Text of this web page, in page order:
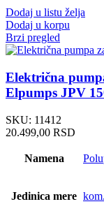
Dodaj u listu želja
Dodaj u korpu
Brzi pregled
Električna
Elpumps JPV
SKU: 11412
20.499,00 RSD
Namena
Jedinica mere kom.